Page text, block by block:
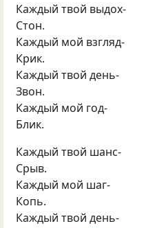
Каждый твой выдох-
Стон.
Каждый мой взгляд-
Крик.
Каждый твой день-
Звон.
Каждый мой год-
Блик.
Каждый твой шанс-
Срыв.
Каждый мой шаг-
Копь.
Каждый твой день-